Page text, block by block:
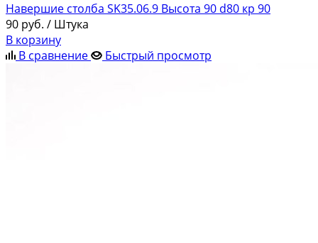
Навершие столба SK35.06.9 Высота 90 d80 кр 90
90 руб. / Штука
В корзину
В сравнение
Быстрый просмотр